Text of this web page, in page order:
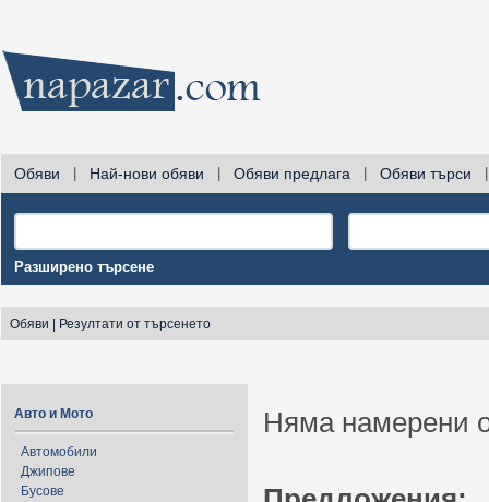
Обяви Най-нови обяви Обяви предлага Обяви търси
Разширено търсене
Обяви Резултати от търсенето
Авто и Мото
Автомобили
Джипове
Бусове
Няма намерени